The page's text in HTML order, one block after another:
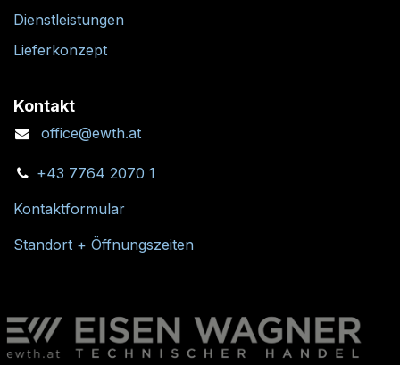
Dienstleistungen
Lieferkonzept
Kontakt
office@ewth.at
+43 7764 2070 1
Kontaktformular
Standort + Öffnungszeiten